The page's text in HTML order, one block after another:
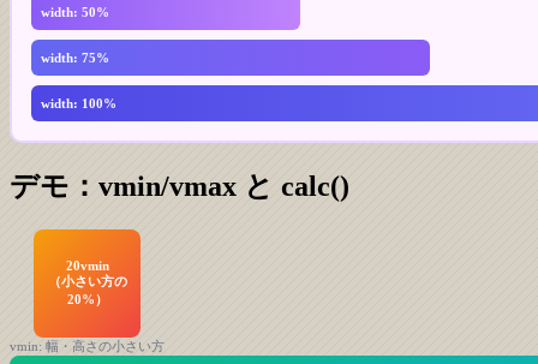
width: 50%
width: 75%
width: 100%
デモ：vmin/vmax と calc()
20vmin
（小さい方の
20%）
vmin: 幅・高さの小さい方